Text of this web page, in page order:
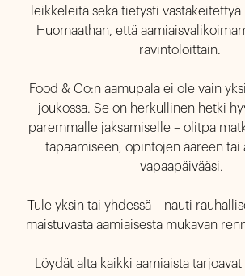
leikkeleitä sekä tietysti vastakeitettyä
Huomaathan, että
ravintoloittain.
Food & Co:n aamupala ei ole vain
joukossa. Se on herkullinen hetki
paremmalle jaksamiselle – olitpa
tapaamiseen, opintojen ääreen tai
vapaapäivääsi.
Tule yksin tai yhdessä – nauti
maistuvasta aamiaisesta mukavan
Löydät alta kaikki aamiaista